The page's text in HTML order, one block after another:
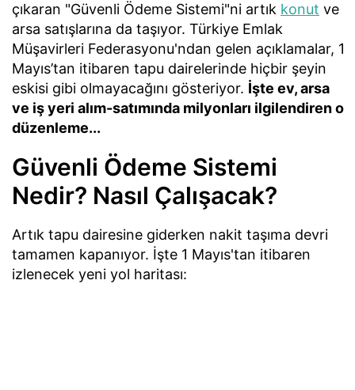
çıkaran "Güvenli Ödeme Sistemi"ni artık konut ve
arsa satışlarına da taşıyor. Türkiye Emlak
Müşavirleri Federasyonu'ndan gelen açıklamalar, 1
Mayıs’tan itibaren tapu dairelerinde hiçbir şeyin
eskisi gibi olmayacağını gösteriyor. İşte ev, arsa
ve iş yeri alım-satımında milyonları ilgilendiren o
düzenleme...
Güvenli Ödeme Sistemi
Nedir? Nasıl Çalışacak?
Artık tapu dairesine giderken nakit taşıma devri
tamamen kapanıyor. İşte 1 Mayıs'tan itibaren
izlenecek yeni yol haritası: